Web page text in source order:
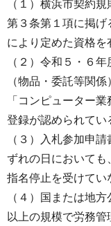
（１）横浜市契約
第３条第１項に掲げ
により定めた資格を
（２）令和５・６
（物品・委託等関
「コンピューター
登録が認められてい
（３）入札参加申
ずれの日においても
指名停止を受けてい
（４）国または地
以上の規模で労務